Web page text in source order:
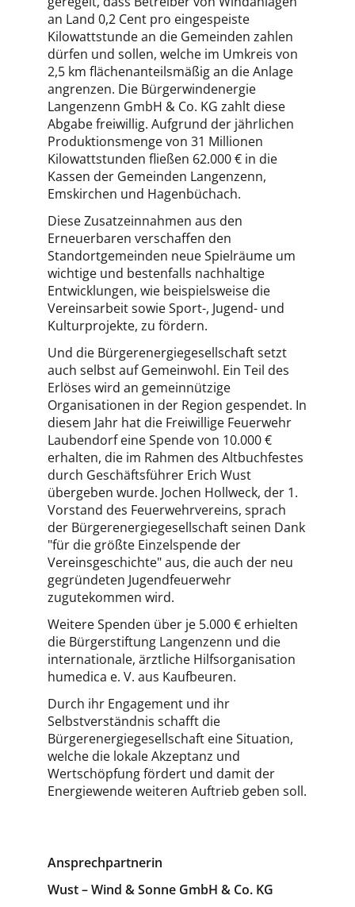
an Land 0,2 Cent pro eingespeiste
Kilowattstunde an die Gemeinden zahlen
dürfen und sollen, welche im Umkreis von
2,5 km flächenanteilsmäßig an die Anlage
angrenzen. Die Bürgerwindenergie
Langenzenn GmbH & Co. KG zahlt diese
Abgabe freiwillig. Aufgrund der jährlichen
Produktionsmenge von 31 Millionen
Kilowattstunden fließen 62.000 € in die
Kassen der Gemeinden Langenzenn,
Emskirchen und Hagenbüchach.
Diese Zusatzeinnahmen aus den
Erneuerbaren verschaffen den
Standortgemeinden neue Spielräume um
wichtige und bestenfalls nachhaltige
Entwicklungen, wie beispielsweise die
Vereinsarbeit sowie Sport-, Jugend- und
Kulturprojekte, zu fördern.
Und die Bürgerenergiegesellschaft setzt
auch selbst auf Gemeinwohl. Ein Teil des
Erlöses wird an gemeinnützige
Organisationen in der Region gespendet. In
diesem Jahr hat die Freiwillige Feuerwehr
Laubendorf eine Spende von 10.000 €
erhalten, die im Rahmen des Altbuchfestes
durch Geschäftsführer Erich Wust
übergeben wurde. Jochen Hollweck, der 1.
Vorstand des Feuerwehrvereins, sprach
der Bürgerenergiegesellschaft seinen Dank
"für die größte Einzelspende der
Vereinsgeschichte" aus, die auch der neu
gegründeten Jugendfeuerwehr
zugutekommen wird.
Weitere Spenden über je 5.000 € erhielten
die Bürgerstiftung Langenzenn und die
internationale, ärztliche Hilfsorganisation
humedica e. V. aus Kaufbeuren.
Durch ihr Engagement und ihr
Selbstverständnis schafft die
Bürgerenergiegesellschaft eine Situation,
welche die lokale Akzeptanz und
Wertschöpfung fördert und damit der
Energiewende weiteren Auftrieb geben soll.
Ansprechpartnerin
Wust – Wind & Sonne GmbH & Co. KG